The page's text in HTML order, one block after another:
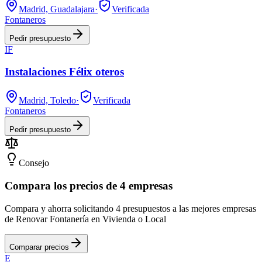
Madrid, Guadalajara·
Verificada
Fontaneros
Pedir presupuesto
IF
Instalaciones Félix oteros
Madrid, Toledo·
Verificada
Fontaneros
Pedir presupuesto
Consejo
Compara los precios de 4 empresas
Compara y ahorra solicitando 4 presupuestos a las mejores empresas
de Renovar Fontanería en Vivienda o Local
Comparar precios
E